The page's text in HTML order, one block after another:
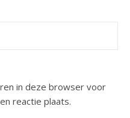
in deze browser voor
reactie plaats.